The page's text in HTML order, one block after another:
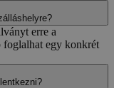
erre a
foglalhat egy konkrét